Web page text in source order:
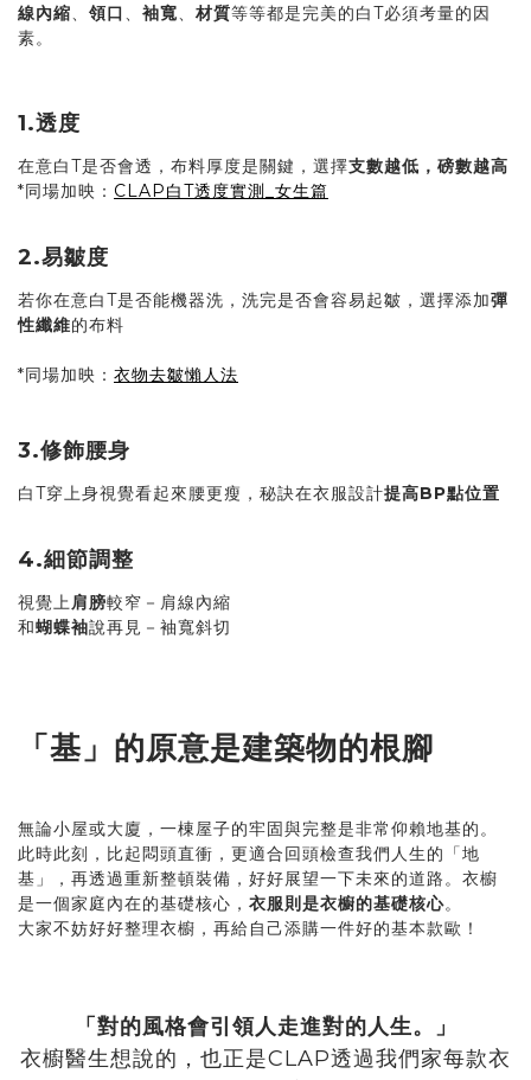
線內縮、 領口、 袖寬、 材質等等都是完美的白T必須考量的因
素。
1.透度
在意白T是否會透，布料厚度是關鍵，選擇支數越低，磅數越高
*同場加映： CLAP白T透度實測_女生篇
2.易皺度
若你在意白T是否能機器洗，洗完是否會容易起皺，選擇添加彈
性纖維的布料
*同場加映： 衣物去皺懶人法
3.修飾腰身
白T穿上身視覺看起來腰更瘦，秘訣在衣服設計提高BP點位置
4.細節調整
視覺上 肩膀較窄－肩線內縮
和蝴蝶袖說再見－袖寬斜切
「基」的原意是建築物的根腳
無論小屋或大廈，一棟屋子的牢固與完整是非常仰賴地基的。
此時此刻，比起悶頭直衝，更適合回頭檢查我們人生的「地
基」，再透過重新整頓裝備，好好展望一下未來的道路。衣櫥
是一個家庭內在的基礎核心， 衣服則是衣櫥的基礎核心。
大家不妨好好整理衣櫥，再給自己添購一件好的基本款歐！
「對的風格會引領人走進對的人生。」
衣櫥醫生想說的，也正是CLAP透過我們家每款衣